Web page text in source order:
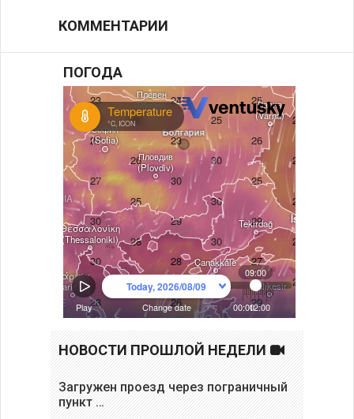
КОММЕНТАРИИ
ПОГОДА
НОВОСТИ ПРОШЛОЙ НЕДЕЛИ
Загружен проезд через пограничный
пункт …